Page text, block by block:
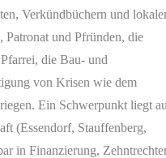
Verkündbüchern und
und Pfründen, die
die Bau- und
von Krisen wie dem
Ein Schwerpunkt liegt
(Essendorf, Stauffenberg,
in Finanzierung,